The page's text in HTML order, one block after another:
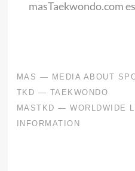
masTaekwondo.com